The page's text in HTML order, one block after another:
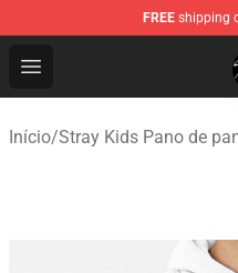
FREE shipping
Open menu
Stray Kids Shop -
Início/Stray Kids Pano de